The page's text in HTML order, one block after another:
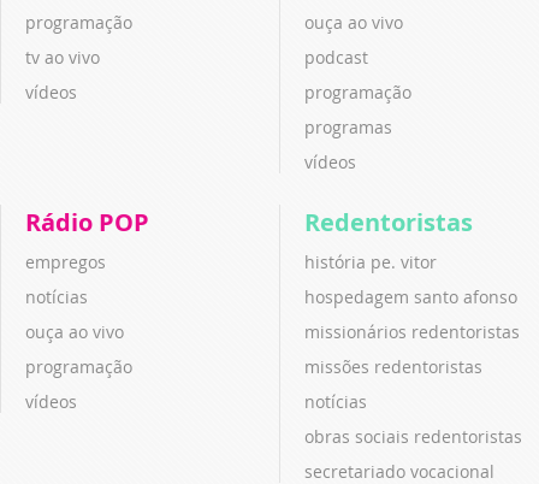
programação
tv ao vivo
vídeos
ouça ao vivo
podcast
programação
programas
vídeos
Rádio POP
empregos
notícias
ouça ao vivo
programação
vídeos
Redentoristas
história pe. vitor
hospedagem santo afonso
missionários redentoristas
missões redentoristas
notícias
obras sociais redentoristas
secretariado vocacional